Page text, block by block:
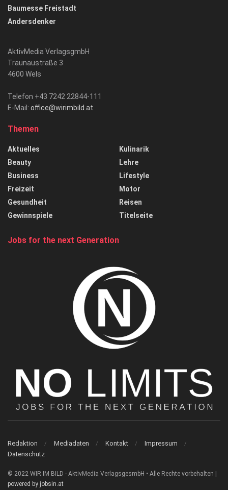
Baumesse Freistadt
Andersdenker
AktivMedia VerlagsgmbH
Traunaustraße 3
4600 Wels
Telefon +43 7242 22844-111
E-Mail: office@wirimbild.at
Themen
Aktuelles
Beauty
Business
Freizeit
Gesundheit
Gewinnspiele
Kulinarik
Lehre
Lifestyle
Motor
Reisen
Titelseite
Jobs for the next Generation
Redaktion Mediadaten Kontakt
Impressum
Datenschutz
© 2022 WIR IM BILD - AktivMedia VerlagsgesmbH • Alle Rechte vorbehalten |
powered by jobsin.at